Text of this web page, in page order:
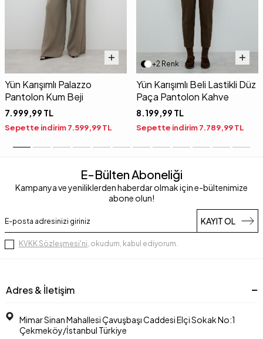
Yün Karışımlı Palazzo
Pantolon Kum Beji
7.999,99 TL
Sepette indirim7.599,99TL
+2 Renk
Yün Karışımlı Beli Lastikli Düz
Paça Pantolon Kahve
8.199,99 TL
Sepette indirim7.789,99TL
E-Bülten Aboneliği
Kampanya ve yeniliklerden haberdar olmak için e-bültenimize
abone olun!
KAYIT OL
KVKK Sözleşmesi'ni, okudum, kabul ediyorum.
Adres & İletişim
Mimar Sinan Mahallesi Çavuşbaşı Caddesi Elçi Sokak No:1
Çekmeköy/İstanbul Türkiye